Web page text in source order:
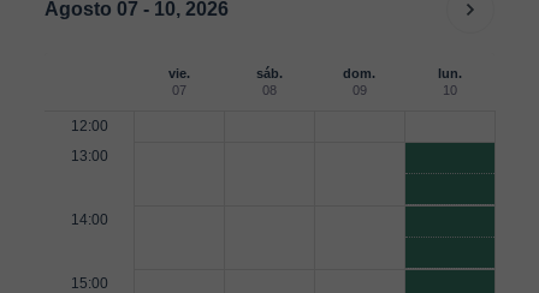
Agosto 07 - 10, 2026
vie.
07
sáb.
08
dom.
09
lun.
10
12:00
13:00
14:00
15:00